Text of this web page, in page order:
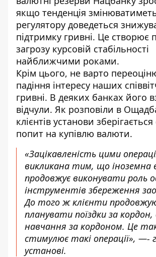
якщо тенденція
регулятору доведеться
підтримку гривні. Це створює
загрозу курсовій стабільності
найближчими роками.
Крім цього, не варто
падіння інтересу наших
гривні. В деяких банках його
відчули. Як розповіли в
клієнтів установи
попит на купівлю валюти.
«Зацікавленість цими
викликана тим, що
продовжує виконувати роль
інструментів збереження
До того ж клієнти
планувати поїздки за
навчання за кордоном. Це
стимулює такі операції», —-
установі.